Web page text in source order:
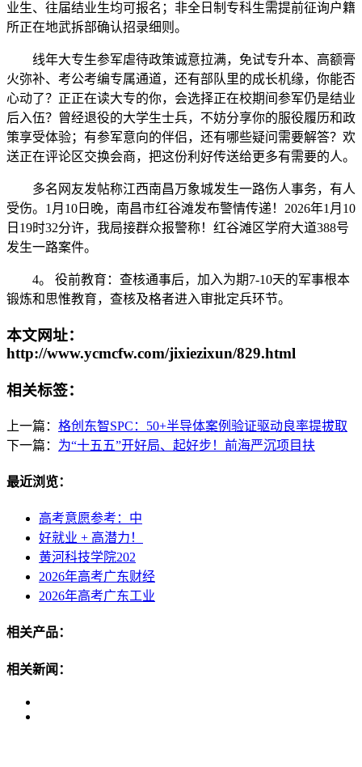
业生、往届结业生均可报名；非全日制专科生需提前征询户籍
所正在地武拆部确认招录细则。
线年大专生参军虐待政策诚意拉满，免试专升本、高额膏
火弥补、考公考编专属通道，还有部队里的成长机缘，你能否
心动了？正正在读大专的你，会选择正在校期间参军仍是结业
后入伍？曾经退役的大学生士兵，不妨分享你的服役履历和政
策享受体验；有参军意向的伴侣，还有哪些疑问需要解答？欢
送正在评论区交换会商，把这份利好传送给更多有需要的人。
多名网友发帖称江西南昌万象城发生一路伤人事务，有人
受伤。1月10日晚，南昌市红谷滩发布警情传递！2026年1月10
日19时32分许，我局接群众报警称！红谷滩区学府大道388号
发生一路案件。
4。 役前教育：查核通事后，加入为期7-10天的军事根本
锻炼和思惟教育，查核及格者进入审批定兵环节。
本文网址：
http://www.ycmcfw.com/jixiezixun/829.html
相关标签：
上一篇： 格创东智SPC：50+半导体案例验证驱动良率提拔取
下一篇： 为“十五五”开好局、起好步！前海严沉项目扶
最近浏览：
高考意愿参考：中
好就业 + 高潜力！
黄河科技学院202
2026年高考广东财经
2026年高考广东工业
相关产品：
相关新闻：